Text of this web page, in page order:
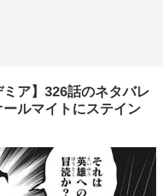
ミア】326話のネタバレ
ルマイトにステイン